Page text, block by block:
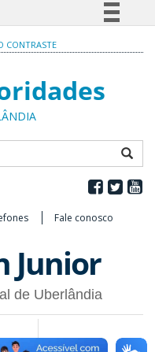
Participe
Acesso à informação
CONTRASTE
Fale conosco
Junior
de Uberlândia